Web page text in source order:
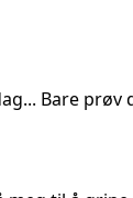
Bare prøv